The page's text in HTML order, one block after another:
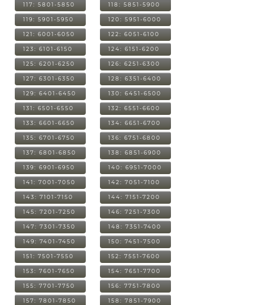
117: 5801-5850 118: 5851-5900
119: 5901-5950 120: 5951-6000
121: 6001-6050 122: 6051-6100
123: 6101-6150 124: 6151-6200
125: 6201-6250 126: 6251-6300
127: 6301-6350 128: 6351-6400
129: 6401-6450 130: 6451-6500
131: 6501-6550 132: 6551-6600
133: 6601-6650 134: 6651-6700
135: 6701-6750 136: 6751-6800
137: 6801-6850 138: 6851-6900
139: 6901-6950 140: 6951-7000
141: 7001-7050 142: 7051-7100
143: 7101-7150 144: 7151-7200
145: 7201-7250 146: 7251-7300
147: 7301-7350 148: 7351-7400
149: 7401-7450 150: 7451-7500
151: 7501-7550 152: 7551-7600
153: 7601-7650 154: 7651-7700
155: 7701-7750 156: 7751-7800
157: 7801-7850 158: 7851-7900